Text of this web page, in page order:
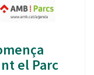
el Parc